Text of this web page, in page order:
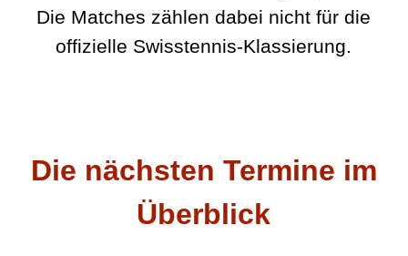
Die Matches zählen dabei nicht für die
offizielle Swisstennis-Klassierung.
Die nächsten Termine im
Überblick